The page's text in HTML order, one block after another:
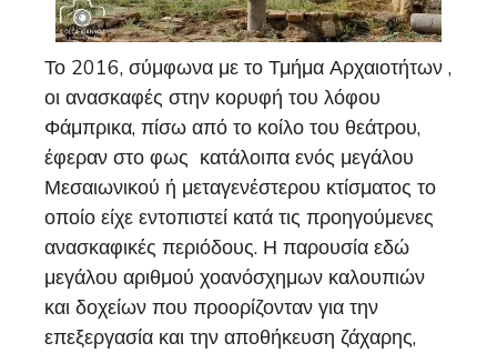
Το 2016, σύμφωνα με το Τμήμα Αρχαιοτήτων ,
οι ανασκαφές στην κορυφή του λόφου
Φάμπρικα, πίσω από το κοίλο του θεάτρου,
έφεραν στο φως κατάλοιπα ενός μεγάλου
Μεσαιωνικού ή μεταγενέστερου κτίσματος το
οποίο είχε εντοπιστεί κατά τις προηγούμενες
ανασκαφικές περιόδους. Η παρουσία εδώ
μεγάλου αριθμού χοανόσχημων καλουπιών
και δοχείων που προορίζονταν για την
επεξεργασία και την αποθήκευση ζάχαρης,